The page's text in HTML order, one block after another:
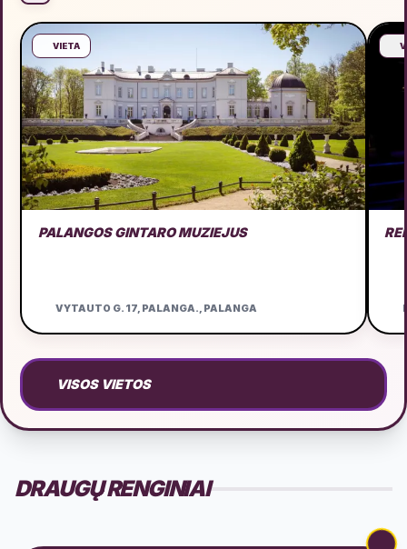
VIETA
PALANGOS GINTARO MUZIEJUS
VYTAUTO G. 17, PALANGA., PALANGA
VISOS VIETOS
DRAUGŲ RENGINIAI